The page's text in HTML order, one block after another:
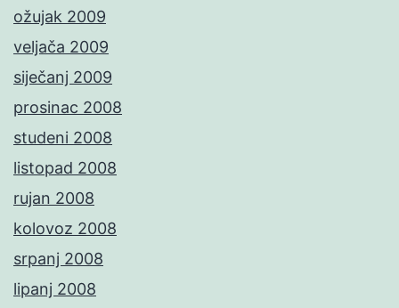
ožujak 2009
veljača 2009
siječanj 2009
prosinac 2008
studeni 2008
listopad 2008
rujan 2008
kolovoz 2008
srpanj 2008
lipanj 2008